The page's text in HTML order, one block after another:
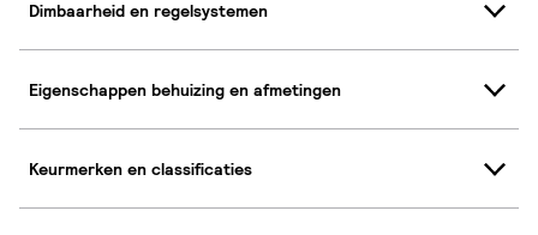
Dimbaarheid en regelsystemen
Eigenschappen behuizing en afmetingen
Keurmerken en classificaties